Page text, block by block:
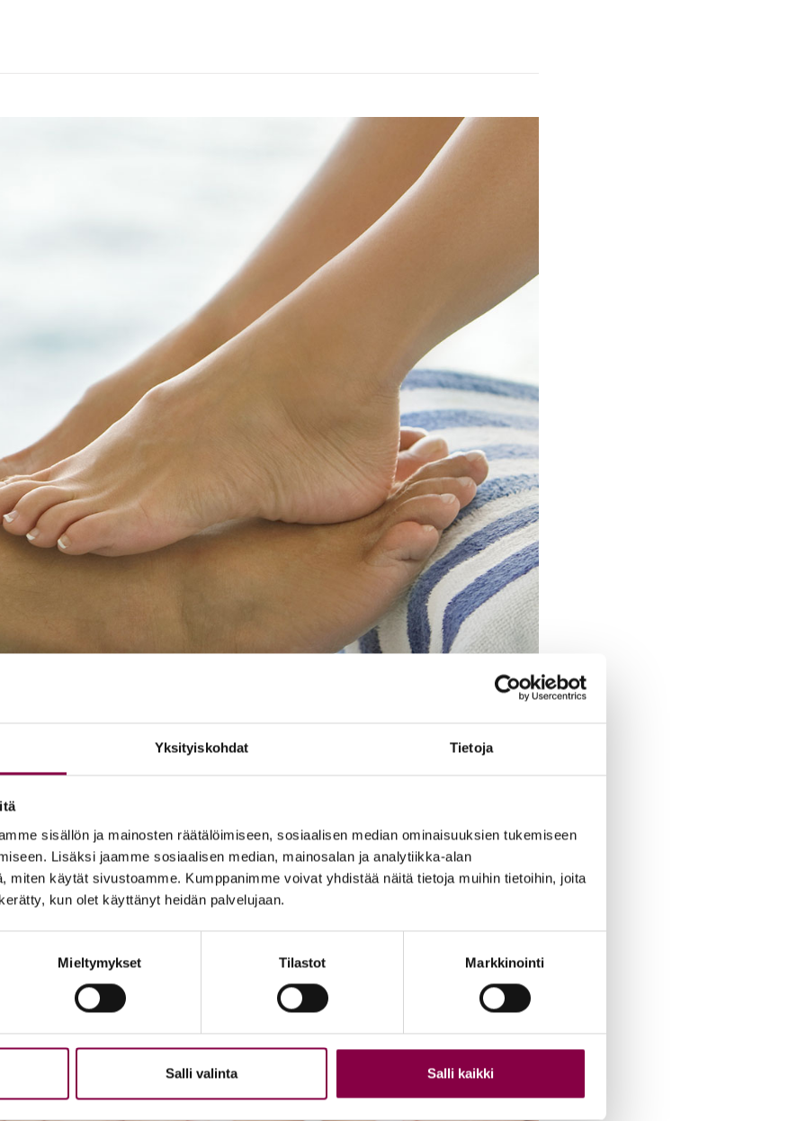
Yksityiskohdat Tietoja
sisällön ja mainosten räätälöimiseen, sosiaalisen median ominaisuuksien tukemiseen
Lisäksi jaamme sosiaalisen median, mainosalan ja analytiikka-alan
miten käytät sivustoamme. Kumppanimme voivat yhdistää näitä tietoja muihin tietoihin, joita
kun olet käyttänyt heidän palvelujaan.
Mieltymykset Tilastot Markkinointi
Salli valinta Salli kaikki
valt­ti­kort­ti
tehokkaista tuotteistaan, joista suuri osa valmistetaan edelleen Suomessa, sekä
suhteestaan.